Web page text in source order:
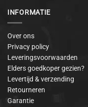
INFORMATIE
Over ons
Privacy policy
Leveringsvoorwaarden
Elders goedkoper gezien?
Levertijd & verzending
Retourneren
Garantie